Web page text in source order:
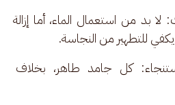
بد من استعمال الماء، أما إزالة
للتطهير من النجاسة.
كل جامد طاهر، بخلاف